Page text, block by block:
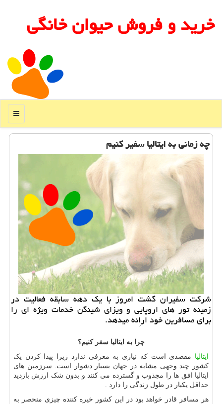
خرید و فروش حیوان خانگی
منو
چه زمانی به ایتالیا سفیر كنیم
شركت سفیران گشت امروز با یك دهه سابقه فعالیت در
زمینه تور های اروپایی و ویزای شینگن خدمات ویژه ای را
برای مسافرین خود اراِئه میدهد.
چرا به ایتالیا سفر کنیم؟
ایتالیا مقصدی است که نیازی به معرفی ندارد زیرا پیدا کردن یک
کشور چند وجهی مشابه در جهان بسیار دشوار است. سرزمین های
ایتالیا افق ها را مجذوب و گسترده می کنند و بدون شک ارزش بازدید
حداقل یکبار در طول زندگی را دارد
هر مسافر قادر خواهد بود در این کشور خیره کننده چیزی منحصر به